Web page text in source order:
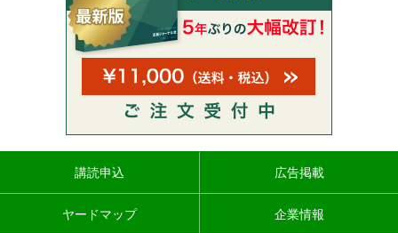
講読申込 広告掲載
ヤードマップ 企業情報